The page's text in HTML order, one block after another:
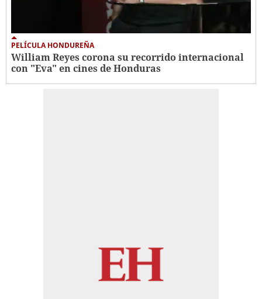
PELÍCULA HONDUREÑA
William Reyes corona su recorrido internacional
con "Eva" en cines de Honduras